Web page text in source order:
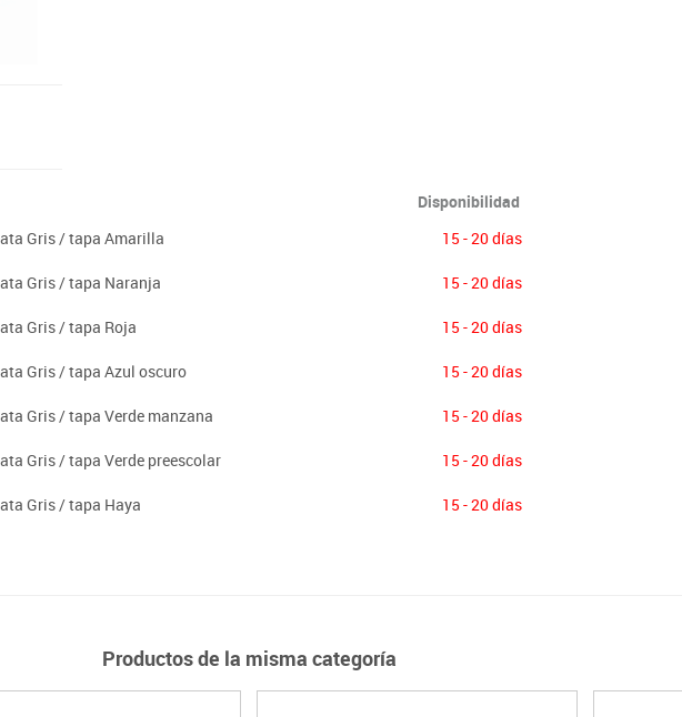
Disponibilidad
Gris / tapa Amarilla 15 - 20 días
Gris / tapa Naranja 15 - 20 días
Gris / tapa Roja 15 - 20 días
Gris / tapa Azul oscuro 15 - 20 días
Gris / tapa Verde manzana 15 - 20 días
Gris / tapa Verde preescolar 15 - 20 días
Gris / tapa Haya 15 - 20 días
Productos de la misma categoría